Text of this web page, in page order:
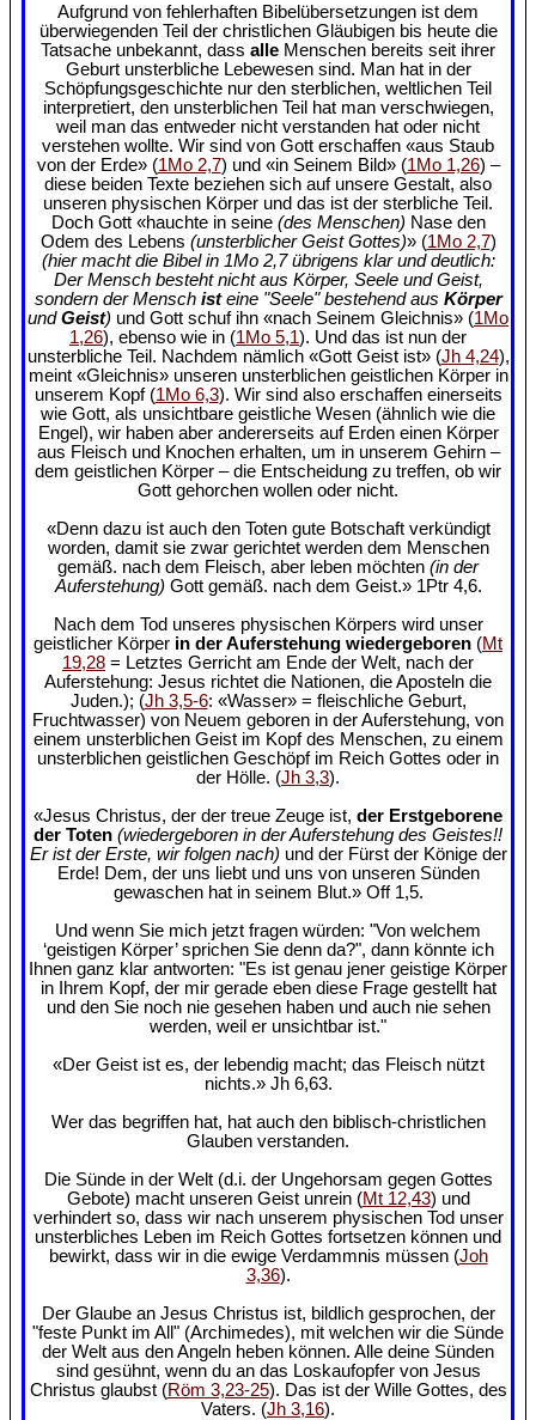
Aufgrund von fehlerhaften Bibelübersetzungen ist dem
überwiegenden Teil der christlichen Gläubigen bis heute die
Tatsache unbekannt, dass alle Menschen bereits seit ihrer
Geburt unsterbliche Lebewesen sind. Man hat in der
Schöpfungsgeschichte nur den sterblichen, weltlichen Teil
interpretiert, den unsterblichen Teil hat man verschwiegen,
weil man das entweder nicht verstanden hat oder nicht
verstehen wollte. Wir sind von Gott erschaffen «aus Staub
von der Erde» (1Mo 2,7) und «in Seinem Bild» (1Mo 1,26) –
diese beiden Texte beziehen sich auf unsere Gestalt, also
unseren physischen Körper und das ist der sterbliche Teil.
Doch Gott «hauchte in seine (des Menschen) Nase den
Odem des Lebens (unsterblicher Geist Gottes)» (1Mo 2,7)
(hier macht die Bibel in 1Mo 2,7 übrigens klar und deutlich:
Der Mensch besteht nicht aus Körper, Seele und Geist,
sondern der Mensch isteine "Seele" bestehend aus Körper
undGeist) und Gott schuf ihn «nach Seinem Gleichnis» (1Mo
1,26), ebenso wie in (1Mo 5,1). Und das ist nun der
unsterbliche Teil. Nachdem nämlich «Gott Geist ist» (Jh 4,24),
meint «Gleichnis» unseren unsterblichen geistlichen Körper in
unserem Kopf (1Mo 6,3). Wir sind also erschaffen einerseits
wie Gott, als unsichtbare geistliche Wesen (ähnlich wie die
Engel), wir haben aber andererseits auf Erden einen Körper
aus Fleisch und Knochen erhalten, um in unserem Gehirn –
dem geistlichen Körper – die Entscheidung zu treffen, ob wir
Gott gehorchen wollen oder nicht.
«Denn dazu ist auch den Toten gute Botschaft verkündigt
worden, damit sie zwar gerichtet werden dem Menschen
gemäß. nach dem Fleisch, aber leben möchten (in der
Auferstehung) Gott gemäß. nach dem Geist.» 1Ptr 4,6.
Nach dem Tod unseres physischen Körpers wird unser
geistlicher Körper in der Auferstehung wiedergeboren (Mt
19,28 = Letztes Gerricht am Ende der Welt, nach der
Auferstehung: Jesus richtet die Nationen, die Aposteln die
Juden.); (Jh 3,5-6: «Wasser» = fleischliche Geburt,
Fruchtwasser) von Neuem geboren in der Auferstehung, von
einem unsterblichen Geist im Kopf des Menschen, zu einem
unsterblichen geistlichen Geschöpf im Reich Gottes oder in
der Hölle. (Jh 3,3).
«Jesus Christus, der der treue Zeuge ist, der Erstgeborene
der Toten (wiedergeboren in der Auferstehung des Geistes!!
Er ist der Erste, wir folgen nach) und der Fürst der Könige der
Erde! Dem, der uns liebt und uns von unseren Sünden
gewaschen hat in seinem Blut.» Off 1,5.
Und wenn Sie mich jetzt fragen würden: "Von welchem
‘geistigen Körper’ sprichen Sie denn da?", dann könnte ich
Ihnen ganz klar antworten: "Es ist genau jener geistige Körper
in Ihrem Kopf, der mir gerade eben diese Frage gestellt hat
und den Sie noch nie gesehen haben und auch nie sehen
werden, weil er unsichtbar ist."
«Der Geist ist es, der lebendig macht; das Fleisch nützt
nichts.» Jh 6,63.
Wer das begriffen hat, hat auch den biblisch-christlichen
Glauben verstanden.
Die Sünde in der Welt (d.i. der Ungehorsam gegen Gottes
Gebote) macht unseren Geist unrein (Mt 12,43) und
verhindert so, dass wir nach unserem physischen Tod unser
unsterbliches Leben im Reich Gottes fortsetzen können und
bewirkt, dass wir in die ewige Verdammnis müssen (Joh
3,36).
Der Glaube an Jesus Christus ist, bildlich gesprochen, der
"feste Punkt im All" (Archimedes), mit welchen wir die Sünde
der Welt aus den Angeln heben können. Alle deine Sünden
sind gesühnt, wenn du an das Loskaufopfer von Jesus
Christus glaubst (Röm 3,23-25). Das ist der Wille Gottes, des
Vaters. (Jh 3,16).